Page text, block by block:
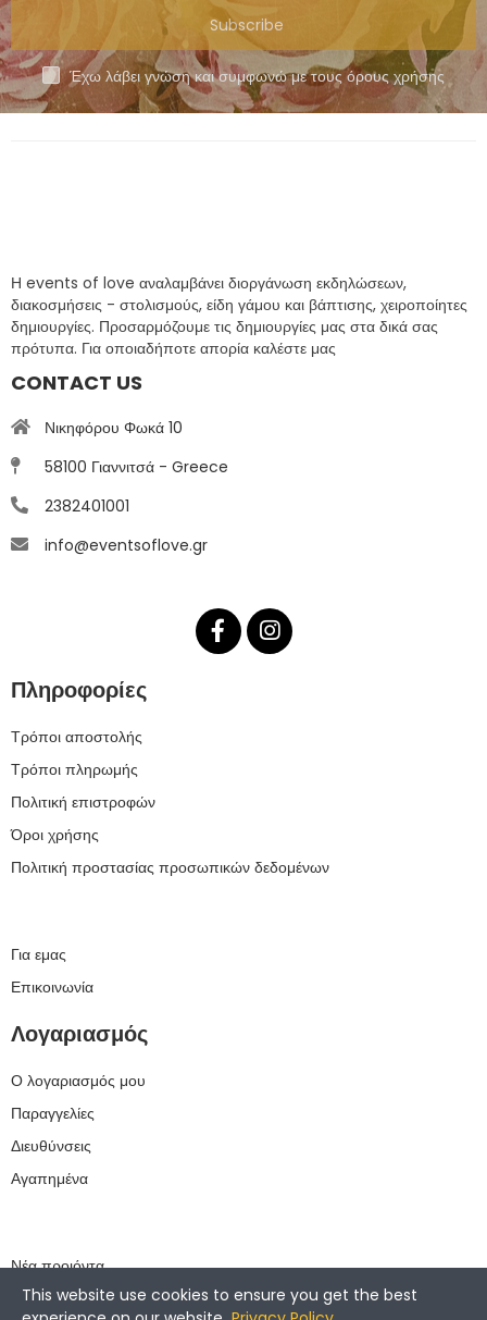
Subscribe
Έχω λάβει γνώση και συμφωνώ με τους όρους χρήσης
Η events of love αναλαμβάνει διοργάνωση εκδηλώσεων,
διακοσμήσεις - στολισμούς, είδη γάμου και βάπτισης, χειροποίητες
δημιουργίες. Προσαρμόζουμε τις δημιουργίες μας στα δικά σας
πρότυπα. Για οποιαδήποτε απορία καλέστε μας
CONTACT US
Νικηφόρου Φωκά 10
58100 Γιαννιτσά - Greece
2382401001
info@eventsoflove.gr
Πληροφορίες
Τρόποι αποστολής
Τρόποι πληρωμής
Πολιτική επιστροφών
Όροι χρήσης
Πολιτική προστασίας προσωπικών δεδομένων
Για εμας
Επικοινωνία
Λογαριασμός
Ο λογαριασμός μου
Παραγγελίες
Διευθύνσεις
Αγαπημένα
Νέα προιόντα
Best Sellers
This website use cookies to ensure you get the best